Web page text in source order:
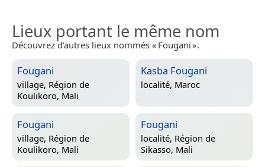
Lieux portant le même nom
Découvrez d’autres lieux nommés « Fougani ».
Fougani
village, Région de
Koulikoro, Mali
Kasba Fougani
localité, Maroc
Fougani
village, Région de
Koulikoro, Mali
Fougani
localité, Région de
Sikasso, Mali